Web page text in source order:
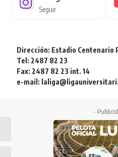
Seguir
Dirección: Estadio Centenario
Tel: 2487 82 23
Fax: 2487 82 23 int. 14
e-mail:
-